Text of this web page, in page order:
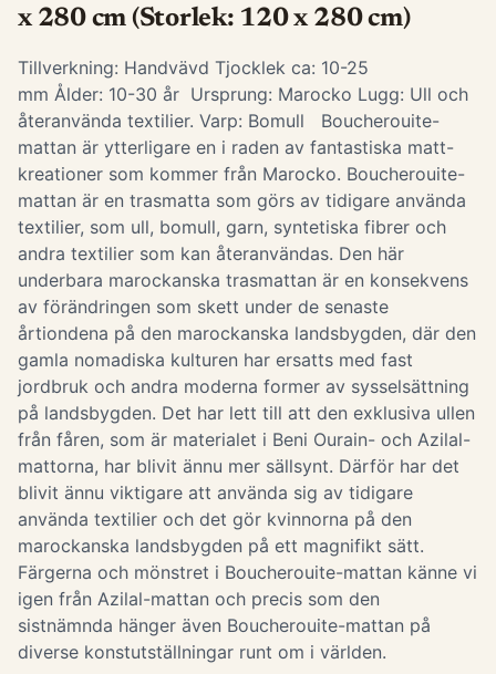
x 280 cm (Storlek: 120 x 280 cm)
Tillverkning: Handvävd Tjocklek ca: 10-25
mm Ålder: 10-30 år Ursprung: Marocko Lugg: Ull och
återanvända textilier. Varp: Bomull Boucherouite-
mattan är ytterligare en i raden av fantastiska matt-
kreationer som kommer från Marocko. Boucherouite-
mattan är en trasmatta som görs av tidigare använda
textilier, som ull, bomull, garn, syntetiska fibrer och
andra textilier som kan återanvändas. Den här
underbara marockanska trasmattan är en konsekvens
av förändringen som skett under de senaste
årtiondena på den marockanska landsbygden, där den
gamla nomadiska kulturen har ersatts med fast
jordbruk och andra moderna former av sysselsättning
på landsbygden. Det har lett till att den exklusiva ullen
från fåren, som är materialet i Beni Ourain- och Azilal-
mattorna, har blivit ännu mer sällsynt. Därför har det
blivit ännu viktigare att använda sig av tidigare
använda textilier och det gör kvinnorna på den
marockanska landsbygden på ett magnifikt sätt.
Färgerna och mönstret i Boucherouite-mattan känne vi
igen från Azilal-mattan och precis som den
sistnämnda hänger även Boucherouite-mattan på
diverse konstutställningar runt om i världen.